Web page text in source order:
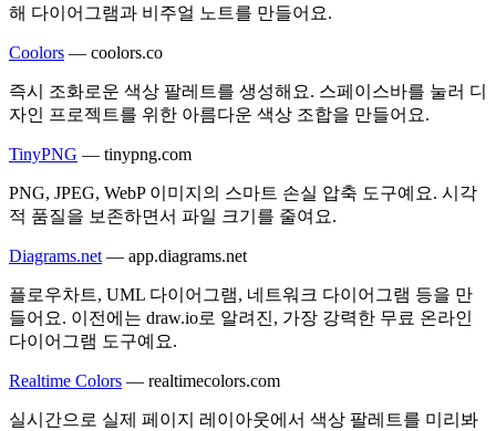
해 다이어그램과 비주얼 노트를 만들어요.
Coolors — coolors.co
즉시 조화로운 색상 팔레트를 생성해요. 스페이스바를 눌러 디
자인 프로젝트를 위한 아름다운 색상 조합을 만들어요.
TinyPNG — tinypng.com
PNG, JPEG, WebP 이미지의 스마트 손실 압축 도구예요. 시각
적 품질을 보존하면서 파일 크기를 줄여요.
Diagrams.net — app.diagrams.net
플로우차트, UML 다이어그램, 네트워크 다이어그램 등을 만
들어요. 이전에는 draw.io로 알려진, 가장 강력한 무료 온라인
다이어그램 도구예요.
Realtime Colors — realtimecolors.com
실시간으로 실제 페이지 레이아웃에서 색상 팔레트를 미리봐